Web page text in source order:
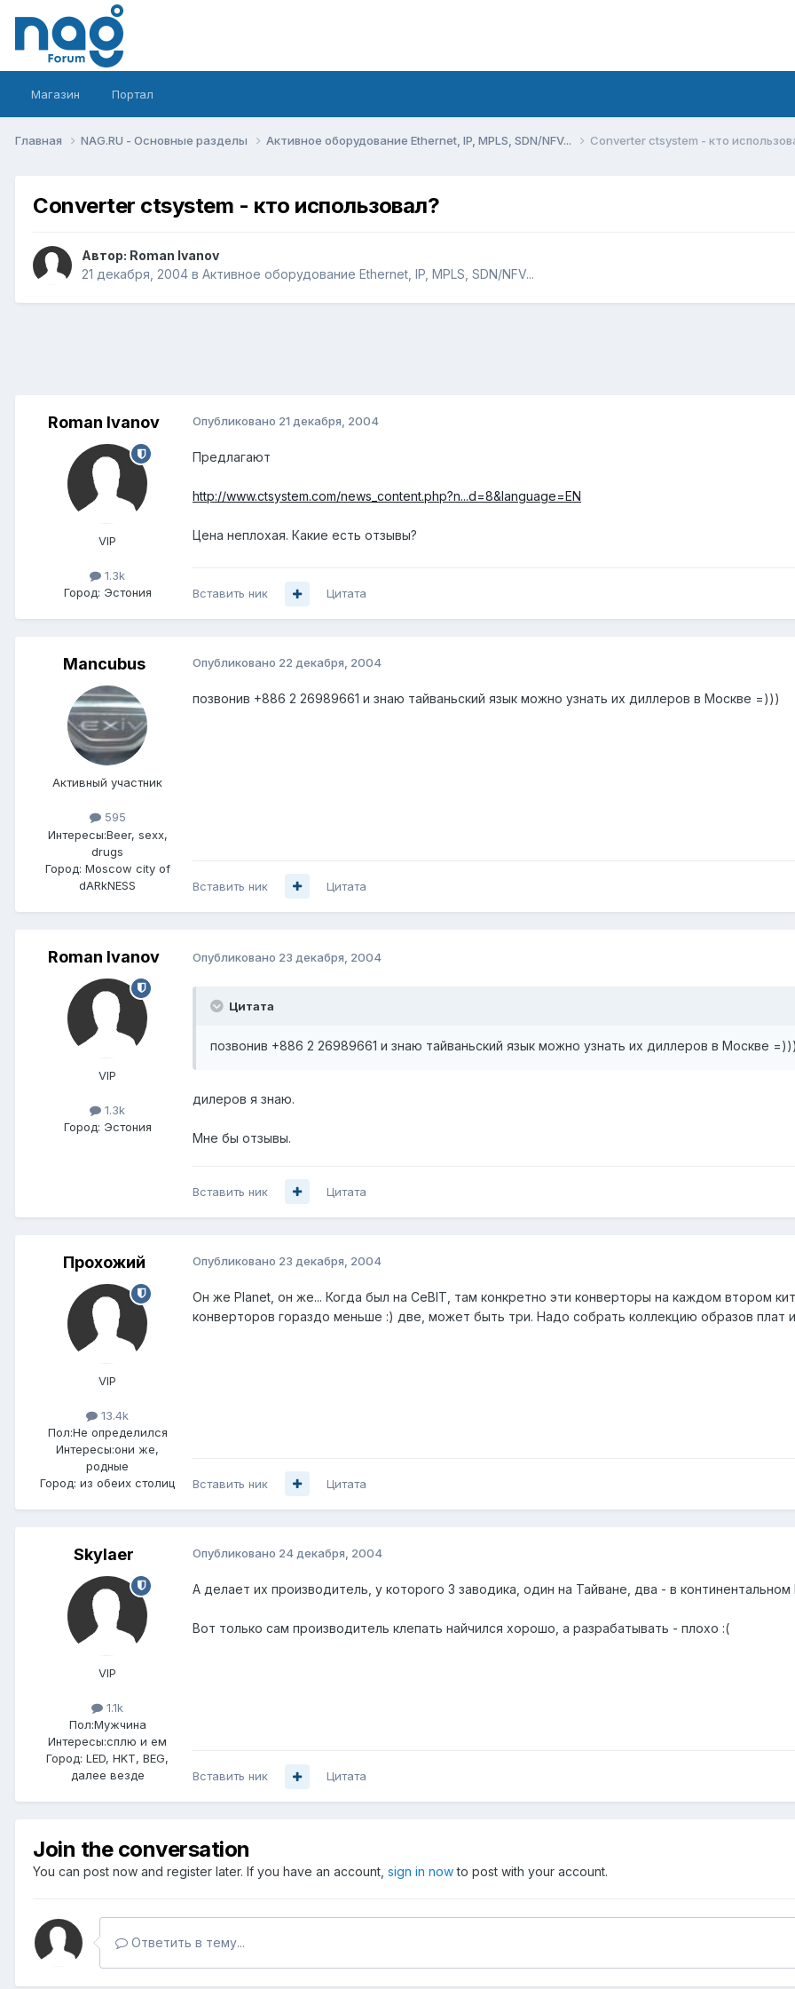
Магазин Портал
Главная NAG.RU - Основные разделы Активное оборудование Ethernet, IP, MPLS, SDN/NFV... Converter ctsystem - кто
Converter ctsystem - кто использовал?
Автор: Roman Ivanov
21 декабря, 2004 в Активное оборудование Ethernet, IP, MPLS, SDN/NFV...
Roman Ivanov
VIP
1.3k
Город: Эстония
Опубликовано 21 декабря, 2004
Предлагают
http://www.ctsystem.com/news_content.php?n...d=8&language=EN
Цена неплохая. Какие есть отзывы?
Вставить ник Цитата
Mancubus
Активный участник
595
Интересы:Beer, sexx,
drugs
Город: Moscow city of
dARkNESS
Опубликовано 22 декабря, 2004
позвонив +886 2 26989661 и знаю тайваньский язык можно узнать их диллеров в Москве =)))
Вставить ник Цитата
Roman Ivanov
VIP
1.3k
Город: Эстония
Опубликовано 23 декабря, 2004
Цитата
позвонив +886 2 26989661 и знаю тайваньский язык можно узнать их диллеров в Москве =)))
дилеров я знаю.
Мне бы отзывы.
Вставить ник Цитата
Прохожий
VIP
13.4k
Пол:Не определился
Интересы:они же,
родные
Город: из обеих столиц
Опубликовано 23 декабря, 2004
Он же Planet, он же... Когда был на CeBIT, там конкретно эти конверторы на каждом втором
конверторов гораздо меньше :) две, может быть три. Надо собрать коллекцию образов плат
Вставить ник Цитата
Skylaer
VIP
1.1k
Пол:Мужчина
Интересы:сплю и ем
Город: LED, HKT, BEG,
далее везде
Опубликовано 24 декабря, 2004
А делает их производитель, у которого 3 заводика, один на Тайване, два - в континентальном
Вот только сам производитель клепать найчился хорошо, а разрабатывать - плохо :(
Вставить ник Цитата
Join the conversation
You can post now and register later. If you have an account, sign in nowto post with your account.
Ответить в тему...